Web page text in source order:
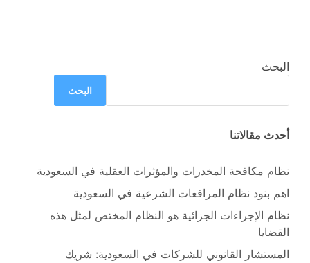
البحث
البحث
أحدث مقالاتنا
نظام مكافحة المخدرات والمؤثرات العقلية في السعودية
اهم بنود نظام المرافعات الشرعية في السعودية
نظام الإجراءات الجزائية هو النظام المختص لمثل هذه
القضايا
المستشار القانوني للشركات في السعودية: شريك